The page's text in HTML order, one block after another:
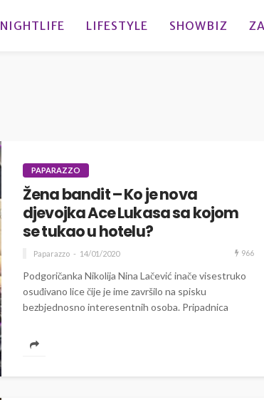
NIGHTLIFE LIFESTYLE SHOWBIZ
PAPARAZZO
Žena bandit – Ko je nova
djevojka Ace Lukasa sa kojom
se tukao u hotelu?
Paparazzo 14/01/2020 966
Podgoričanka Nikolija Nina Lačević inače visestruko
osuđivano lice čije je ime završilo na spisku
bezbjednosno interesentnih osoba. Pripadnica